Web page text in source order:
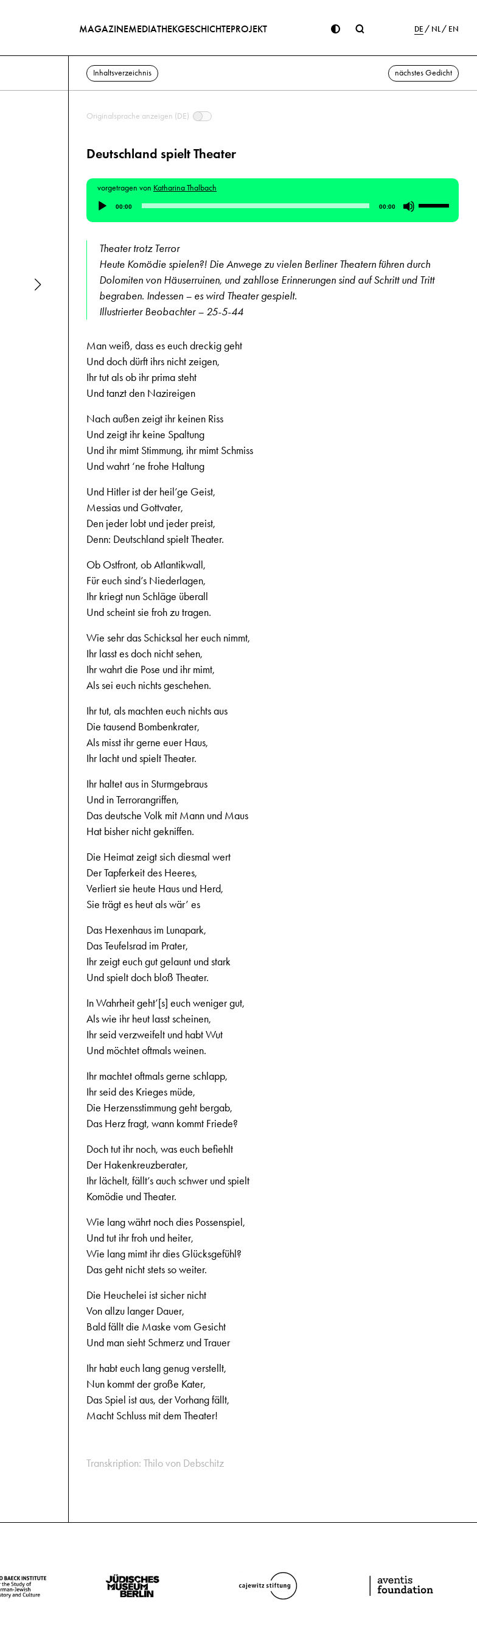
MAGAZINEMEDIATHEKGESCHICHTEPROJEKT DE NL EN
29.7.1944, 2. Jahrgang, Nr. 33, Seite 3
Inhaltsverzeichnis nächstes Gedicht
Originalsprache anzeigen (DE)
Deutschland spielt Theater
vorgetragen von Katharina Thalbach
Audio-
Player
00:00 00:00
Pfeiltasten
Hoch/
die
Lautstärke
Theater trotz Terror
Heute Komödie spielen?! Die Anwege zu vielen Berliner Theatern führen durch
Dolomiten von Häuserruinen, und zahllose Erinnerungen sind auf Schritt und Tritt
begraben. Indessen – es wird Theater gespielt.
Illustrierter Beobachter – 25-5-44
Man weiß, dass es euch dreckig geht
Und doch dürft ihrs nicht zeigen,
Ihr tut als ob ihr prima steht
Und tanzt den Nazireigen
Nach außen zeigt ihr keinen Riss
Und zeigt ihr keine Spaltung
Und ihr mimt Stimmung, ihr mimt Schmiss
Und wahrt ‘ne frohe Haltung
Und Hitler ist der heil’ge Geist,
Messias und Gottvater,
Den jeder lobt und jeder preist,
Denn: Deutschland spielt Theater.
Ob Ostfront, ob Atlantikwall,
Für euch sind’s Niederlagen,
Ihr kriegt nun Schläge überall
Und scheint sie froh zu tragen.
Wie sehr das Schicksal her euch nimmt,
Ihr lasst es doch nicht sehen,
Ihr wahrt die Pose und ihr mimt,
Als sei euch nichts geschehen.
Ihr tut, als machten euch nichts aus
Die tausend Bombenkrater,
Als misst ihr gerne euer Haus,
Ihr lacht und spielt Theater.
Ihr haltet aus in Sturmgebraus
Und in Terrorangriffen,
Das deutsche Volk mit Mann und Maus
Hat bisher nicht gekniffen.
Die Heimat zeigt sich diesmal wert
Der Tapferkeit des Heeres,
Verliert sie heute Haus und Herd,
Sie trägt es heut als wär’ es
Das Hexenhaus im Lunapark,
Das Teufelsrad im Prater,
Ihr zeigt euch gut gelaunt und stark
Und spielt doch bloß Theater.
In Wahrheit geht’[s] euch weniger gut,
Als wie ihr heut lasst scheinen,
Ihr seid verzweifelt und habt Wut
Und möchtet oftmals weinen.
Ihr machtet oftmals gerne schlapp,
Ihr seid des Krieges müde,
Die Herzensstimmung geht bergab,
Das Herz fragt, wann kommt Friede?
Doch tut ihr noch, was euch befiehlt
Der Hakenkreuzberater,
Ihr lächelt, fällt’s auch schwer und spielt
Komödie und Theater.
Wie lang währt noch dies Possenspiel,
Und tut ihr froh und heiter,
Wie lang mimt ihr dies Glücksgefühl?
Das geht nicht stets so weiter.
Die Heuchelei ist sicher nicht
Von allzu langer Dauer,
Bald fällt die Maske vom Gesicht
Und man sieht Schmerz und Trauer
Ihr habt euch lang genug verstellt,
Nun kommt der große Kater,
Das Spiel ist aus, der Vorhang fällt,
Macht Schluss mit dem Theater!
Transkription: Thilo von Debschitz